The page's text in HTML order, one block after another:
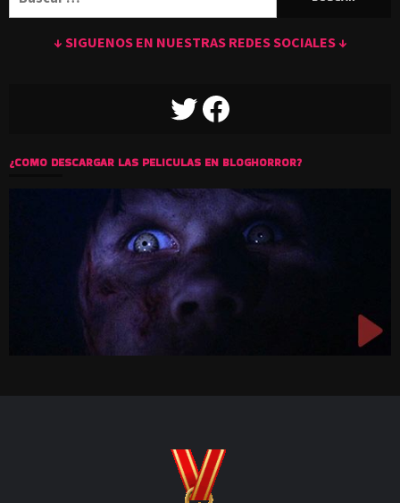
↓ SIGUENOS EN NUESTRAS REDES SOCIALES ↓
TWITTERFACEBOOK
¿COMO DESCARGAR LAS PELICULAS EN BLOGHORROR?